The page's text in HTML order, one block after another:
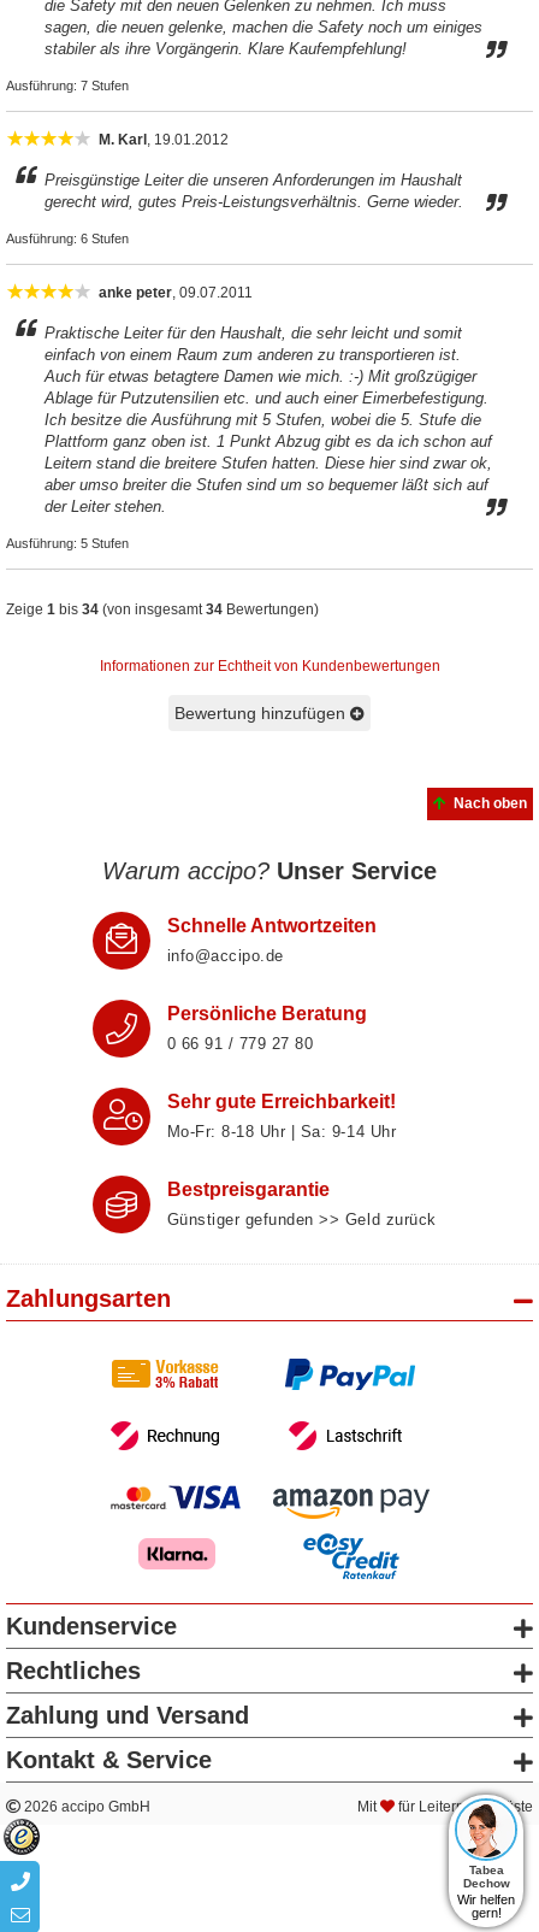
die Safety mit den neuen Gelenken zu nehmen. Ich muss
sagen, die neuen gelenke, machen die Safety noch um einiges
stabiler als ihre Vorgängerin. Klare Kaufempfehlung!
Ausführung: 7 Stufen
M. Karl , 19.01.2012
Preisgünstige Leiter die unseren Anforderungen im Haushalt
gerecht wird, gutes Preis-Leistungsverhältnis. Gerne wieder.
Ausführung: 6 Stufen
anke peter, 09.07.2011
Praktische Leiter für den Haushalt, die sehr leicht und somit
einfach von einem Raum zum anderen zu transportieren ist.
Auch für etwas betagtere Damen wie mich. :-) Mit großzügiger
Ablage für Putzutensilien etc. und auch einer Eimerbefestigung.
Ich besitze die Ausführung mit 5 Stufen, wobei die 5. Stufe die
Plattform ganz oben ist. 1 Punkt Abzug gibt es da ich schon auf
Leitern stand die breitere Stufen hatten. Diese hier sind zwar ok,
aber umso breiter die Stufen sind um so bequemer läßt sich auf
der Leiter stehen.
Ausführung: 5 Stufen
Zeige 1 bis 34 (von insgesamt34 Bewertungen)
Informationen zur Echtheit von Kundenbewertungen
Bewertung hinzufügen
Nach oben
Warum accipo? Unser Service
Schnelle Antwortzeiten
info@accipo.de
Persönliche Beratung
0 66 91 / 779 27 80
Sehr gute Erreichbarkeit!
Mo-Fr: 8‑18 Uhr | Sa: 9‑14 Uhr
Bestpreisgarantie
Günstiger gefunden >> Geld zurück
Zahlungsarten
Kundenservice
Rechtliches
Zahlung und Versand
Kontakt & Service
2026 accipo GmbH Mit für Leitern & Gerüste
Tabea
Dechow
Wir helfen
gern!